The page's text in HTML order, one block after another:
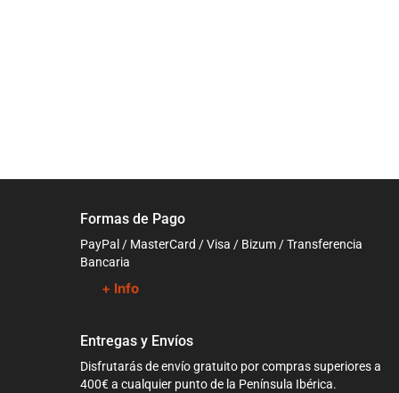
Formas de Pago
PayPal / MasterCard / Visa / Bizum / Transferencia
Bancaria
+ Info
Entregas y Envíos
Disfrutarás de envío gratuito por compras superiores a
400€ a cualquier punto de la Península Ibérica.